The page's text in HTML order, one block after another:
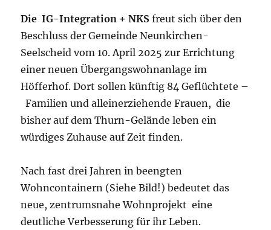
Die IG-Integration + NKS freut sich über den
Beschluss der Gemeinde Neunkirchen-
Seelscheid vom 10. April 2025 zur Errichtung
einer neuen Übergangswohnanlage im
Höfferhof. Dort sollen künftig 84 Geflüchtete –
Familien und alleinerziehende Frauen, die
bisher auf dem Thurn-Gelände leben ein
würdiges Zuhause auf Zeit finden.
Nach fast drei Jahren in beengten
Wohncontainern (Siehe Bild!) bedeutet das
neue, zentrumsnahe Wohnprojekt eine
deutliche Verbesserung für ihr Leben.